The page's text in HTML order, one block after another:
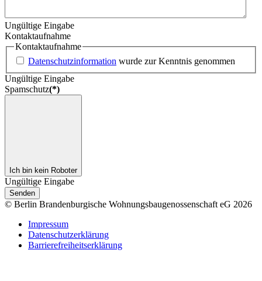
Ungültige Eingabe
Kontaktaufnahme
Kontaktaufnahme
Datenschutzinformation wurde zur Kenntnis genommen
Ungültige Eingabe
Spamschutz(*)
Ich bin kein Roboter
Ungültige Eingabe
Senden
© Berlin Brandenburgische Wohnungsbaugenossenschaft eG 2026
Impressum
Datenschutzerklärung
Barrierefreiheitserklärung